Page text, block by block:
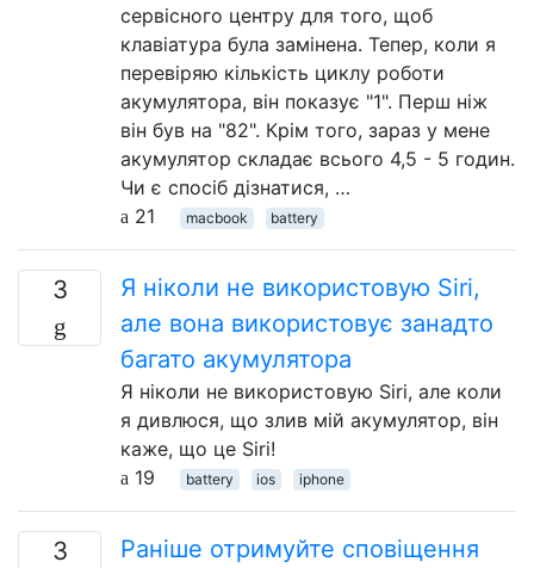
сервісного центру для того, щоб
клавіатура була замінена. Тепер, коли я
перевіряю кількість циклу роботи
акумулятора, він показує "1". Перш ніж
він був на "82". Крім того, зараз у мене
акумулятор складає всього 4,5 - 5 годин.
Чи є спосіб дізнатися, …
21
macbook battery
3
Я ніколи не використовую Siri,
але вона використовує занадто
багато акумулятора
Я ніколи не використовую Siri, але коли
я дивлюся, що злив мій акумулятор, він
каже, що це Siri!
19
battery ios iphone
3
Раніше отримуйте сповіщення